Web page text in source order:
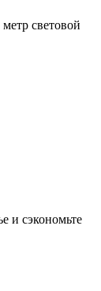
световой
и сэкономьте